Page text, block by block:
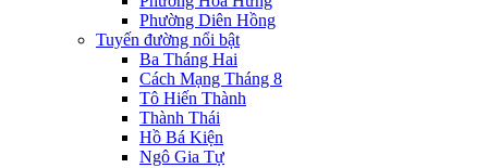
Phường Diên Hồng
Tuyến đường nổi bật
Ba Tháng Hai
Cách Mạng Tháng 8
Tô Hiến Thành
Thành Thái
Hồ Bá Kiện
Ngô Gia Tự